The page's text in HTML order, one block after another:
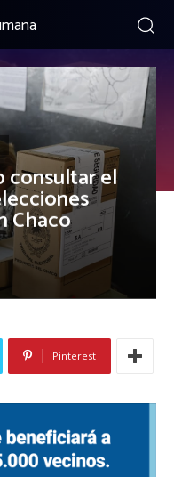
consultar el
Chaco
Pinterest